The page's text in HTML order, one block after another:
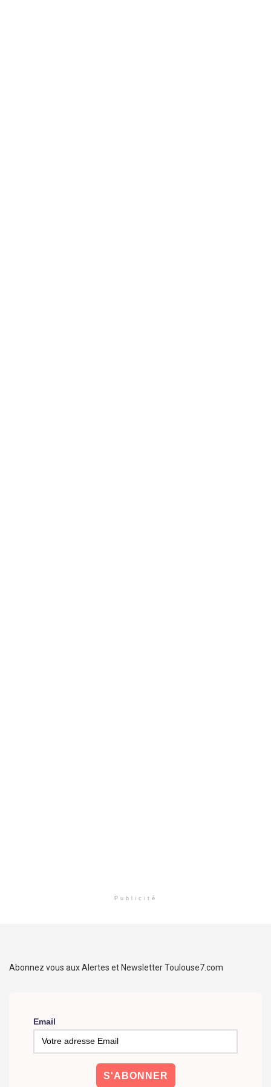
Publicité
Abonnez vous aux Alertes et Newsletter Toulouse7.com
Email